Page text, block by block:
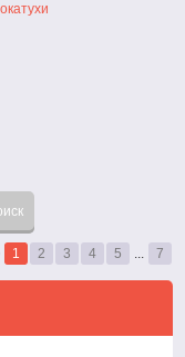
1 2 3 4 5 ... 7